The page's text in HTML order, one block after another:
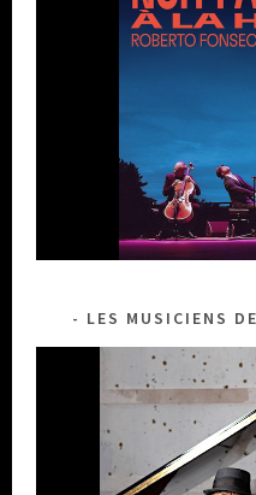
LES MUSICIENS